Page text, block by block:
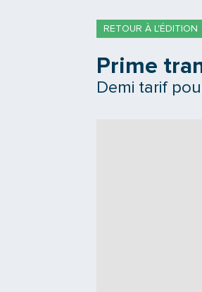
RETOUR À L'ÉDITION
Prime
Demi tarif